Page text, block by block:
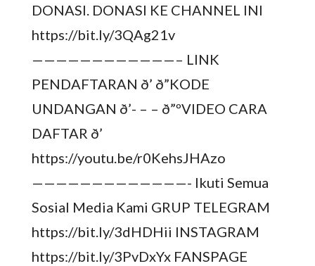
DONASI. DONASI KE CHANNEL INI
https://bit.ly/3QAg21v
————————————– LINK
PENDAFTARAN ð’ ð”KODE
UNDANGAN ð’- – – ð”ºVIDEO CARA
DAFTAR ð’
https://youtu.be/r0KehsJHAzo
—————————————- Ikuti Semua
Sosial Media Kami GRUP TELEGRAM
https://bit.ly/3dHDHii INSTAGRAM
https://bit.ly/3PvDxYx FANSPAGE